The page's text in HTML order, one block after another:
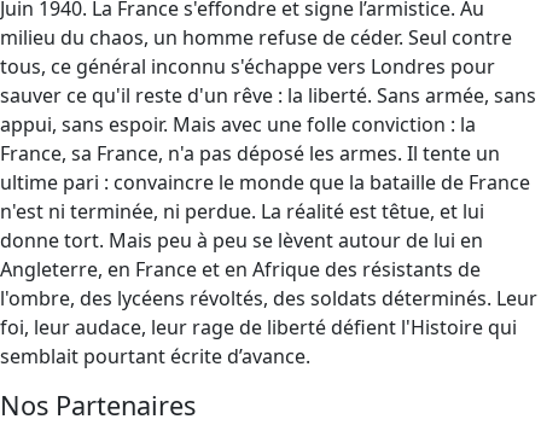
Juin 1940. La France s'effondre et signe l’armistice. Au
milieu du chaos, un homme refuse de céder. Seul contre
tous, ce général inconnu s'échappe vers Londres pour
sauver ce qu'il reste d'un rêve : la liberté. Sans armée, sans
appui, sans espoir. Mais avec une folle conviction : la
France, sa France, n'a pas déposé les armes. Il tente un
ultime pari : convaincre le monde que la bataille de France
n'est ni terminée, ni perdue. La réalité est têtue, et lui
donne tort. Mais peu à peu se lèvent autour de lui en
Angleterre, en France et en Afrique des résistants de
l'ombre, des lycéens révoltés, des soldats déterminés. Leur
foi, leur audace, leur rage de liberté défient l'Histoire qui
semblait pourtant écrite d’avance.
Nos Partenaires